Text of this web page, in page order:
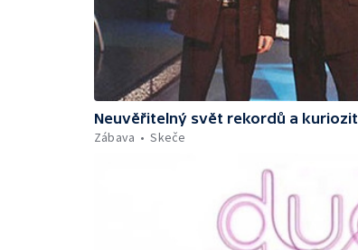
Neuvěřitelný svět rekordů a kuriozit
Zábava
Skeče